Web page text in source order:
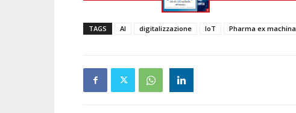
TAGS AI digitalizzazione IoT Pharma ex machina